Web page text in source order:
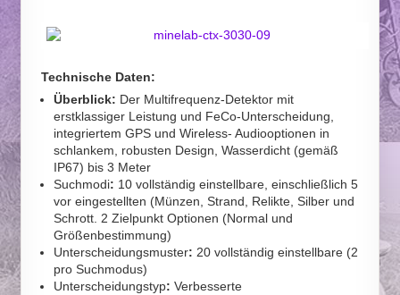
Technische Daten:
Überblick: Der Multifrequenz-Detektor mit
erstklassiger Leistung und FeCo-Unterscheidung,
integriertem GPS und Wireless- Audiooptionen in
schlankem, robusten Design, Wasserdicht (gemäß
IP67) bis 3 Meter
Suchmodi: 10 vollständig einstellbare, einschließlich 5
vor eingestellten (Münzen, Strand, Relikte, Silber und
Schrott. 2 Zielpunkt Optionen (Normal und
Größenbestimmung)
Unterscheidungsmuster: 20 vollständig einstellbare (2
pro Suchmodus)
Unterscheidungstyp:Verbesserte